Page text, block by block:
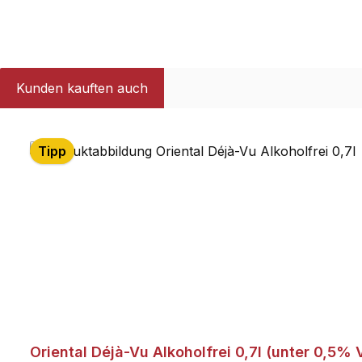
Kunden kauften auch
Tipp
Oriental Déjà-Vu Alkoholfrei 0,7l (unter 0,5%